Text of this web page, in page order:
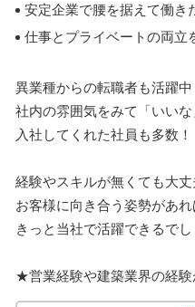
安定企業で腰を据えて働き
仕事とプライベートの両立
異業種からの転職者も活躍中
社内の雰囲気をみて「いいな
入社してくれた社員も多数！
経験やスキルが無くても大丈
お客様に向き合う姿勢があれ
きっと当社で活躍できるでし
★営業経験や建築業界の経験